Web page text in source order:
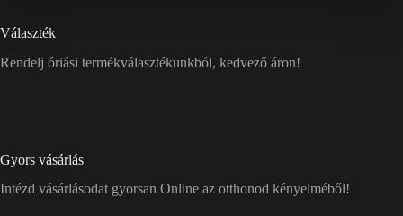
Választék
Rendelj óriási termékválasztékunkból, kedvező áron!
Gyors vásárlás
Intézd vásárlásodat gyorsan Online az otthonod kényelméből!